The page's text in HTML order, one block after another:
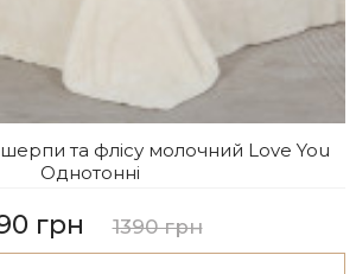
та флісу молочний Love You
Однотонні
грн 1390 грн